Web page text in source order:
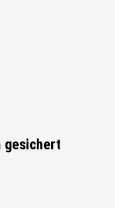
gesichert